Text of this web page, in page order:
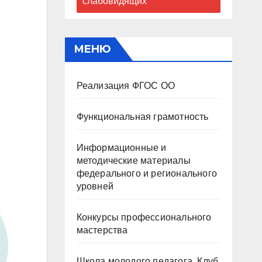
МЕНЮ
Реализация ФГОС ОО
Функциональная грамотность
Информационные и
методические материалы
федерального и регионального
уровней
Конкурсы профессионального
мастерства